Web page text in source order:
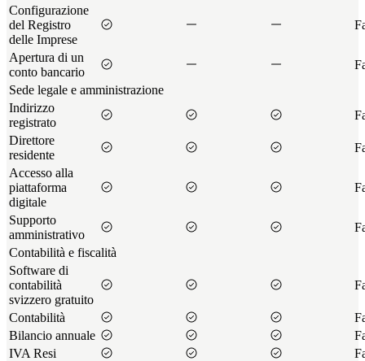
Configurazione
del Registro
delle Imprese
Apertura di un
conto bancario
Sede legale e amministrazione
Indirizzo
registrato
Direttore
residente
Accesso alla
piattaforma
digitale
Supporto
amministrativo
Contabilità e fiscalità
Software di
contabilità
svizzero gratuito
Contabilità
Bilancio annuale
IVA Resi